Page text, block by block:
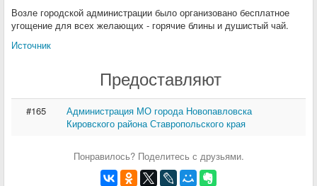
Возле городской администрации было организовано бесплатное
угощение для всех желающих - горячие блины и душистый чай.
Источник
Предоставляют
#165
Администрация МО города Новопавловска
Кировского района Ставропольского края
Понравилось? Поделитесь с друзьями.